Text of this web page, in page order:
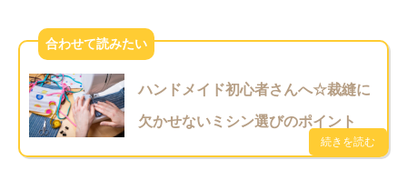
ハンドメイド初心者さんへ☆裁縫に
欠かせないミシン選びのポイント